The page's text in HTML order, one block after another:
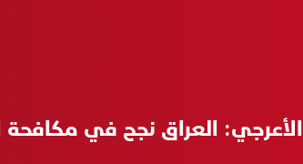
الأعرجي: العراق نجح في